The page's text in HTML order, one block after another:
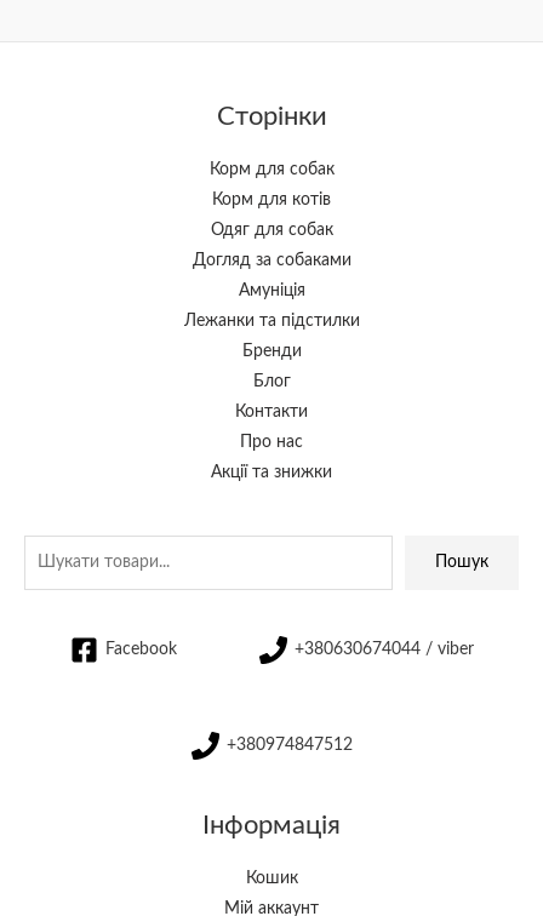
Сторінки
Корм для собак
Корм для котів
Одяг для собак
Догляд за собаками
Амуніція
Лежанки та підстилки
Бренди
Блог
Контакти
Про нас
Акції та знижки
Пошук
Facebook +380630674044 / viber
+380974847512
Інформація
Кошик
Мій аккаунт